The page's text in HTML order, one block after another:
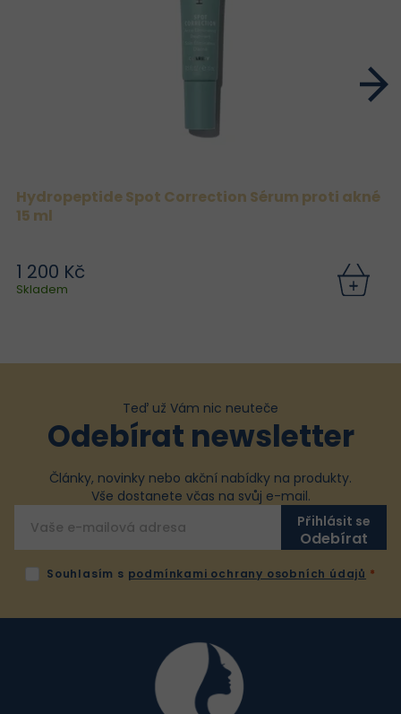
Hydropeptide Spot Correction Sérum proti akné
15 ml
1 200 Kč
Skladem
Teď už Vám nic neuteče
Odebírat newsletter
Články, novinky nebo akční nabídky na produkty.
Vše dostanete včas na svůj e-mail.
Přihlásit se
Souhlasím s podmínkami ochrany osobních údajů